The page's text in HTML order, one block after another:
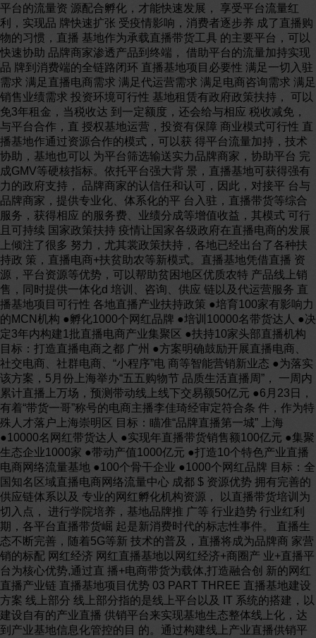
平台的流量资 源配合孵化，才能快速发展， 享受平台流量红
利，实现品 牌快速扩张 受疫情影响，消费者逐步养 成了直播购
物的习惯，直播 基地作为承载直播带货工具 的主要平台，可以
快速协助 品牌商家渗透产品到终端， 借助平台的流量加持实现
品 牌到消费端的全链路闭环 直播基地项目必要性 满足一切入驻
需求 满足直播电商需求 满足代运营需求 满足电商咨询需求 满足
销售业绩需求 投资环境可行性 基地租赁有政府政策扶持， 可以
免3年租金，当税收达 到一定额度，还会给与相应 税收减免，
与平台合作，直 授权基地运营，投资有保障 商业模式可行性 直
播基地作通过资源合作的模式，可以获 得平台流量加持，技术
协助，基地也可以 为平台筛选输送实力品牌商家，协助平台 完
成GMV等硬核指标。依托平台强大背 景，直播基地可获得强有
力的政府支持， 品牌商家的认信任和认可，因此，对接平 台与
品牌商家，提供专业化、体系化的平 台入驻，直播带货等综合
服务，获得相应 的服务费、业绩分成等增值收益，其模式 可行
且可持续 国家政策扶持 疫情让国家各级政府在直播电商的发展
上倾注了很多 努力，尤其裳政策扶持，各地已经出台了各种扶
持政 策，直播电商+扶贫助农等新模式。直播基地凭借直播 资
源，平台资源等优势，可以帮助贫困地区优质农特 产品线上销
售，同时提供一体化d 培训、咨询、供应 链以及代运营服务 直
播基地项目可行性 各地直播产业扶持政策 ●培育100家有影响力
的MCN机构 ●孵化1000个网红品牌 ●培训10000名带货达人 ●决
定3年内构建1批直播电商产业集聚区 ●扶持10家头部直播机构
目标：打造直播电商之都 广州 ●方案明确鼓励开展直播电商、
社交电商、社群电商、“小程序”电 商等智能营销新业态 ●为落实
该方案，5月份上海举办“五五购物节 品质生活直播周”， 一周内
累计直播上万场，预测带动线上线下交易额50亿元 ●6月23日，
有着“带货一哥”称号的电商主播李佳琦经审定符合条 件，作为特
殊人才落户上海崇明区 目标：瞄准“品牌直播第一城” 上海
●10000名网红带货达人 ●实现年直播带货销售额100亿元 ●集聚
生态企业1000家 ●带动产值1000亿元 ●打造10个特色产业直播
电商网络流量基地 ●100个骨干企业 ●1000个网红品牌 目标：全
国知名区域直播电商网络流量中心 成都 $ 资源优势 拥有完善的
供应链体系以及 专业的网红孵化机构资源， 以直播带货培训为
切入点， 进行学院培养，基地品牌推 广等 行业趋势 行业红利
期，各平台直播带货崛 起是新消费时代的标志性事件。 直播生
态不断完善，随着5G等新 技术的普及，直播将成为品牌商 家营
销的标配 网红经济 网红直播基地以网红经济+商圈产 业+直播平
台为核心优势,通过直 播+电商带货为载体,打造融合创 新的网红
直播产业链 直播基地项目优势 03 PART THREE 直播基地建设
方案 线上部分 线上部分指的是线上平台以及 IT 系统的搭建，以
建设自有的产业直播 供销平台来实现基地生态整体线上化，达
到产业基地信息化管控的目 的。通过构建线上产业直播供销平